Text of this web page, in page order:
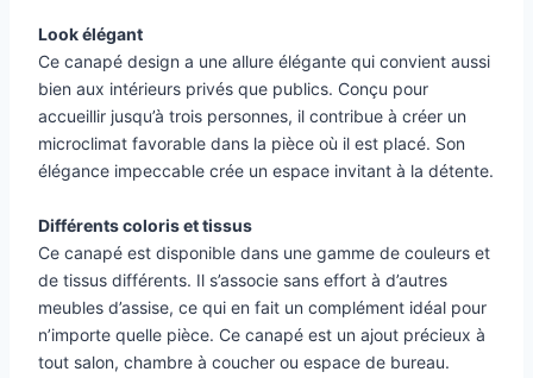
Look élégant
Ce canapé design a une allure élégante qui convient aussi
bien aux intérieurs privés que publics. Conçu pour
accueillir jusqu’à trois personnes, il contribue à créer un
microclimat favorable dans la pièce où il est placé. Son
élégance impeccable crée un espace invitant à la détente.
Différents coloris et tissus
Ce canapé est disponible dans une gamme de couleurs et
de tissus différents. Il s’associe sans effort à d’autres
meubles d’assise, ce qui en fait un complément idéal pour
n’importe quelle pièce. Ce canapé est un ajout précieux à
tout salon, chambre à coucher ou espace de bureau.